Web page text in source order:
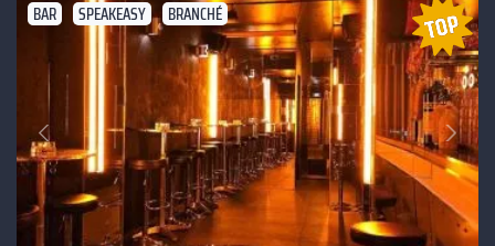
BAR SPEAKEASY BRANCHÉ
Précédent
Suivant